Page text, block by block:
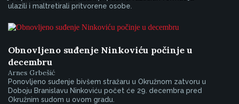
ulazili i maltretirali pritvorene osobe.
Obnovljeno suđenje Ninkoviću počinje u
decembru
Arnes Grbešić
Ponovljeno suđenje bivšem stražaru u Okružnom zatvoru u
Doboju Branislavu Ninkoviću počet će 29. decembra pred
Okružnim sudom u ovom gradu.